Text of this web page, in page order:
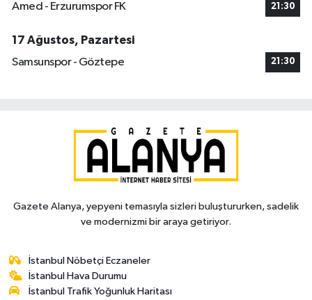
Amed - Erzurumspor FK 21:30
17 Ağustos, Pazartesi
Samsunspor - Göztepe
21:30
Gazete Alanya, yepyeni temasıyla sizleri buluştururken, sadelik
ve modernizmi bir araya getiriyor.
İstanbul Nöbetçi Eczaneler
İstanbul Hava Durumu
İstanbul Trafik Yoğunluk Haritası